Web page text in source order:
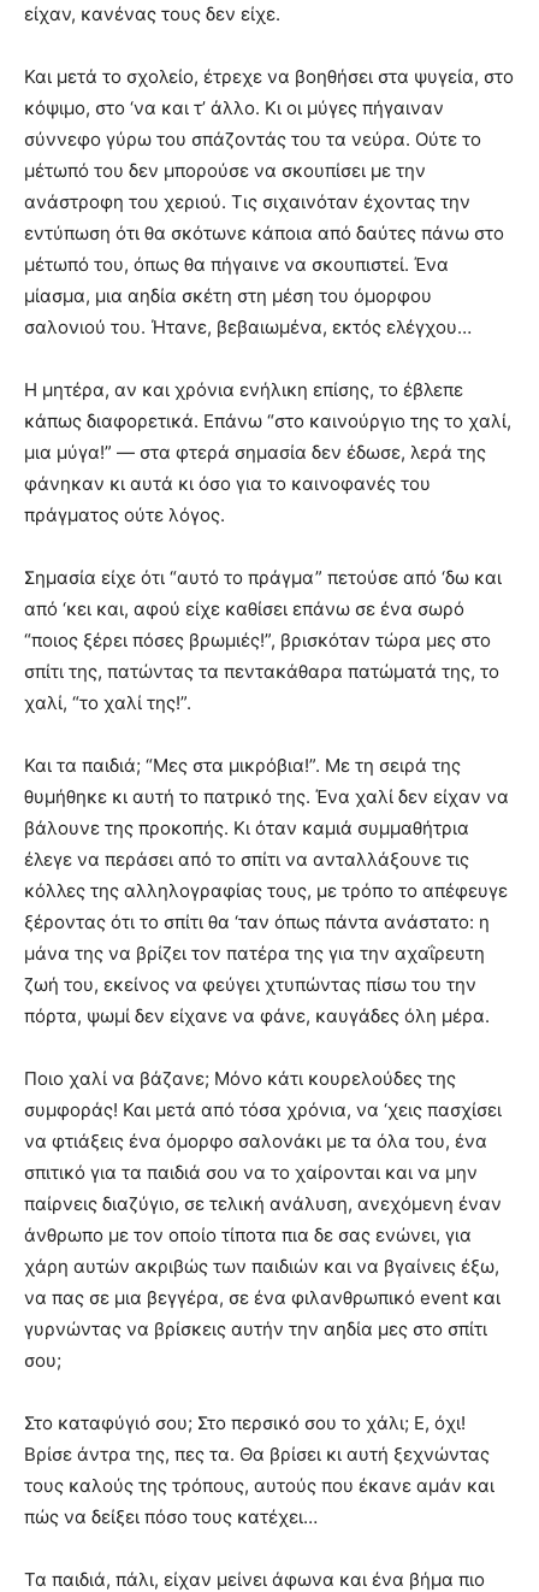
είχαν, κανένας τους δεν είχε.
Και μετά το σχολείο, έτρεχε να βοηθήσει στα ψυγεία, στο
κόψιμο, στο ‘να και τ’ άλλο. Κι οι μύγες πήγαιναν
σύννεφο γύρω του σπάζοντάς του τα νεύρα. Ούτε το
μέτωπό του δεν μπορούσε να σκουπίσει με την
ανάστροφη του χεριού. Τις σιχαινόταν έχοντας την
εντύπωση ότι θα σκότωνε κάποια από δαύτες πάνω στο
μέτωπό του, όπως θα πήγαινε να σκουπιστεί. Ένα
μίασμα, μια αηδία σκέτη στη μέση του όμορφου
σαλονιού του. Ήτανε, βεβαιωμένα, εκτός ελέγχου…
Η μητέρα, αν και χρόνια ενήλικη επίσης, το έβλεπε
κάπως διαφορετικά. Επάνω “στο καινούργιο της το χαλί,
μια μύγα!” — στα φτερά σημασία δεν έδωσε, λερά της
φάνηκαν κι αυτά κι όσο για το καινοφανές του
πράγματος ούτε λόγος.
Σημασία είχε ότι “αυτό το πράγμα” πετούσε από ‘δω και
από ‘κει και, αφού είχε καθίσει επάνω σε ένα σωρό
“ποιος ξέρει πόσες βρωμιές!”, βρισκόταν τώρα μες στο
σπίτι της, πατώντας τα πεντακάθαρα πατώματά της, το
χαλί, “το χαλί της!”.
Και τα παιδιά; “Μες στα μικρόβια!”. Με τη σειρά της
θυμήθηκε κι αυτή το πατρικό της. Ένα χαλί δεν είχαν να
βάλουνε της προκοπής. Κι όταν καμιά συμμαθήτρια
έλεγε να περάσει από το σπίτι να ανταλλάξουνε τις
κόλλες της αλληλογραφίας τους, με τρόπο το απέφευγε
ξέροντας ότι το σπίτι θα ‘ταν όπως πάντα ανάστατο: η
μάνα της να βρίζει τον πατέρα της για την αχαΐρευτη
ζωή του, εκείνος να φεύγει χτυπώντας πίσω του την
πόρτα, ψωμί δεν είχανε να φάνε, καυγάδες όλη μέρα.
Ποιο χαλί να βάζανε; Μόνο κάτι κουρελούδες της
συμφοράς! Και μετά από τόσα χρόνια, να ‘χεις πασχίσει
να φτιάξεις ένα όμορφο σαλονάκι με τα όλα του, ένα
σπιτικό για τα παιδιά σου να το χαίρονται και να μην
παίρνεις διαζύγιο, σε τελική ανάλυση, ανεχόμενη έναν
άνθρωπο με τον οποίο τίποτα πια δε σας ενώνει, για
χάρη αυτών ακριβώς των παιδιών και να βγαίνεις έξω,
να πας σε μια βεγγέρα, σε ένα φιλανθρωπικό event και
γυρνώντας να βρίσκεις αυτήν την αηδία μες στο σπίτι
σου;
Στο καταφύγιό σου; Στο περσικό σου το χάλι; Ε, όχι!
Βρίσε άντρα της, πες τα. Θα βρίσει κι αυτή ξεχνώντας
τους καλούς της τρόπους, αυτούς που έκανε αμάν και
πώς να δείξει πόσο τους κατέχει…
Τα παιδιά, πάλι, είχαν μείνει άφωνα και ένα βήμα πιο